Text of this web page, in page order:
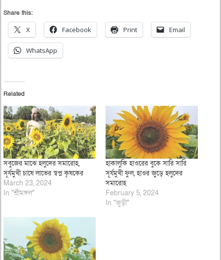
Share this:
X Facebook Print Email
WhatsApp
Related
সবুজের মাঝে হলুদের সমারোহ,
সূর্যমুখী চাষে লাভের স্বপ্ন কৃষকের
March 23, 2024
In "শ্রীমঙ্গল"
হাকালুকি হাওরের বুকে সারি সারি
সূর্যমুখী ফুল, হাওর জুড়ে হলুদের
সমারোহ
February 5, 2024
In "জুড়ী"